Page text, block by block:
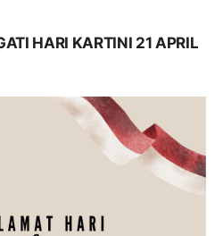
HARI KARTINI 21 APRIL